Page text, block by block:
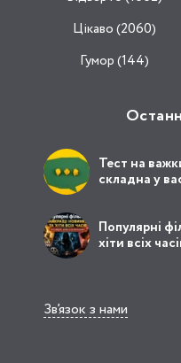
Цікаво (2060)
Гумор (144)
Тест на
складна у
Популярні
хіти всіх
Зв’язок з нами